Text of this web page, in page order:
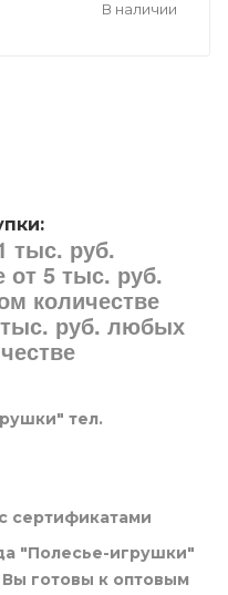
В наличии
тыс. руб.
от 5 тыс. руб.
количестве
тыс. руб. любых
тел.
с сертификатами
"Полесье-игрушки"
готовы к оптовым